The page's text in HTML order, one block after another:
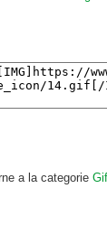
a la categorie